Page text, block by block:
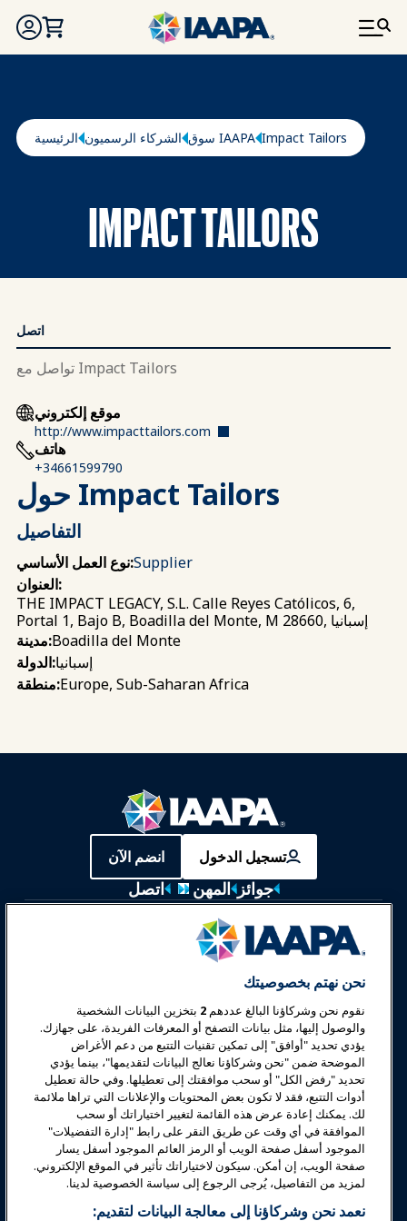
تجاوز إلى المحتوى الرئيسي
مسار التنقل
الرئيسية الشركاء الرسميون سوق IAAPA Impact Tailors
IMPACT TAILORS
اتصل
تواصل مع Impact Tailors
موقع إلكتروني
http://www.impacttailors.com
هاتف
+34661599790
حول Impact Tailors
التفاصيل
نوع العمل الأساسي:Supplier
العنوان:
THE IMPACT LEGACY, S.L. Calle Reyes Católicos, 6,
Portal 1, Bajo B, Boadilla del Monte, M 28660, إسبانيا
مدينة:Boadilla del Monte
الدولة:إسبانيا
منطقة:Europe, Sub-Saharan Africa
تسجيل الدخول انضم الآن
جوائز المهن
اتصل
معارض وفعاليات
أخبار وعالم المرح
تعليم
السلامة والأمان
الدعوة
البحوث والتقارير
نحن نهتم بخصوصيتك
نقوم نحن وشركاؤنا البالغ عددهم 2 بتخزين البيانات الشخصية
والوصول إليها، مثل بيانات التصفح أو المعرفات الفريدة، على جهازك.
يؤدي تحديد "أوافق" إلى تمكين تقنيات التتبع من دعم الأغراض
الموضحة ضمن "نحن وشركاؤنا نعالج البيانات لتقديمها"، بينما يؤدي
تحديد "رفض الكل" أو سحب موافقتك إلى تعطيلها. وفي حالة تعطيل
أدوات التتبع، فقد لا تكون بعض المحتويات والإعلانات التي تراها ملائمة
لك. يمكنك إعادة عرض هذه القائمة لتغيير اختياراتك أو سحب
الموافقة في أي وقت عن طريق النقر على رابط "إدارة التفضيلات"
الموجود أسفل صفحة الويب أو الرمز العائم الموجود أسفل يسار
صفحة الويب، إن أمكن. سيكون لاختياراتك تأثير في الموقع الإلكتروني.
لمزيد من التفاصيل، يُرجى الرجوع إلى سياسة الخصوصية لدينا.
نعمد نحن وشركاؤنا إلى معالجة البيانات لتقديم: